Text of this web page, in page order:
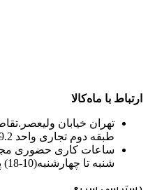
ارتباط با ماه‌کالا
تهران خیابان
طبقه دوم تجاری واحد 10119.2
ساعات کاری حضوری
شنبه تا چهارشنبه(10-18) پنج شنبه(10-14)
دسترسی سریع